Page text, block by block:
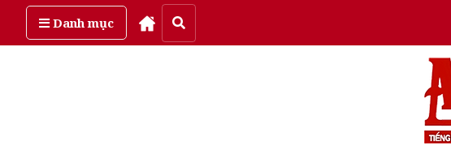
Danh mụcThứ năm, ngày 6/08/2026